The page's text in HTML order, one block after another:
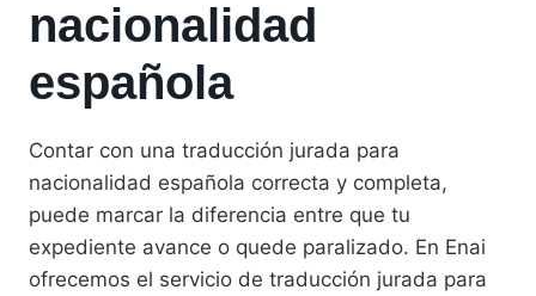
nacionalidad
española
Contar con una traducción jurada para
nacionalidad española correcta y completa,
puede marcar la diferencia entre que tu
expediente avance o quede paralizado. En Enai
ofrecemos el servicio de traducción jurada para